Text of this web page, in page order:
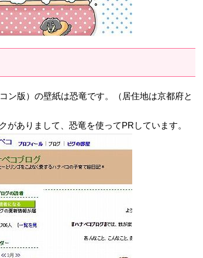
ン版）の壁紙は恐竜です。（居住地は京都府と
がありまして、恐竜を使ってPRしています。